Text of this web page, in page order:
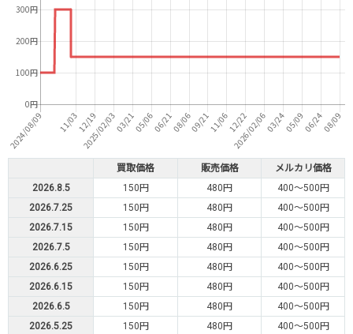
買取価格 販売価格
メルカリ価格
2026.8.5
150円 480円
400～500円
2026.7.25
150円 480円
400～500円
2026.7.15
150円 480円
400～500円
2026.7.5
150円 480円
400～500円
2026.6.25
150円 480円
400～500円
2026.6.15
150円 480円
400～500円
2026.6.5
150円 480円
400～500円
2026.5.25
150円 480円 400～500円